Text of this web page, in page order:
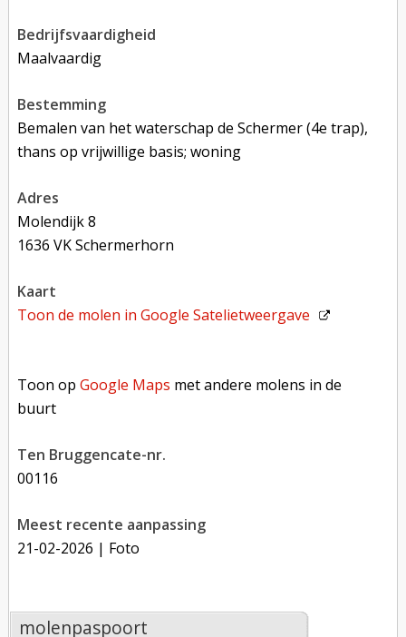
bedrijfsvaardigheid
Maalvaardig
bestemming
Bemalen van het waterschap de Schermer (4e trap),
thans op vrijwillige basis; woning
adres
Molendijk 8
1636 VK Schermerhorn
kaart
Toon de molen inGoogle Satelietweergave
Toon opGoogle Maps met andere molens in de
buurt
Ten Bruggencate-nr.
00116
Meest recente aanpassing
21-02-2026 | Foto
molenpaspoort